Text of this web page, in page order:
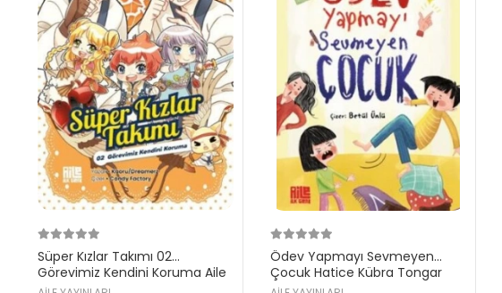
Süper Kızlar Takımı 02
Görevimiz Kendini Koruma Aile
ayın
Ödev Yapmayı Sevmeyen
Çocuk Hatice Kübra Tongar
Aile yayın